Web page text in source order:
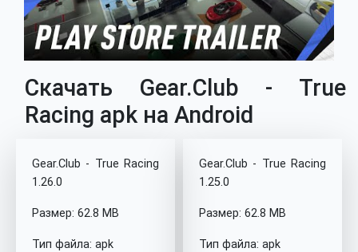
Скачать Gear.Club - True
Racing apk на Android
Gear.Club - True Racing
1.26.0
Размер: 62.8 MB
Тип файла: apk
Gear.Club - True Racing
1.25.0
Размер: 62.8 MB
Тип файла: apk